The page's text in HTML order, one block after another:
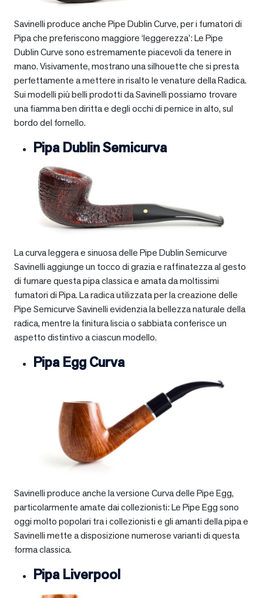
Savinelli produce anche Pipe Dublin Curve, per i fumatori di
Pipa che preferiscono maggiore ‘leggerezza’: Le Pipe
Dublin Curve sono estremamente piacevoli da tenere in
mano. Visivamente, mostrano una silhouette che si presta
perfettamente a mettere in risalto le venature della Radica.
Sui modelli più belli prodotti da Savinelli possiamo trovare
una fiamma ben diritta e degli occhi di pernice in alto, sul
bordo del fornello.
Pipa Dublin Semicurva
La curva leggera e sinuosa delle Pipe Dublin Semicurve
Savinelli aggiunge un tocco di grazia e raffinatezza al gesto
di fumare questa pipa classica e amata da moltissimi
fumatori di Pipa. La radica utilizzata per la creazione delle
Pipe Semicurve Savinelli evidenzia la bellezza naturale della
radica, mentre la finitura liscia o sabbiata conferisce un
aspetto distintivo a ciascun modello.
Pipa Egg Curva
Savinelli produce anche la versione Curva delle Pipe Egg,
particolarmente amate dai collezionisti: Le Pipe Egg sono
oggi molto popolari tra i collezionisti e gli amanti della pipa e
Savinelli mette a disposizione numerose varianti di questa
forma classica.
Pipa Liverpool